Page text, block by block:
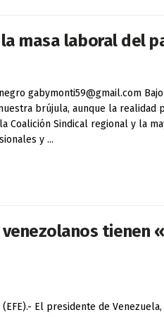
masa laboral del
gabymonti59@gmail.com
brújula, aunque la realidad
Coalición Sindical regional y la
y ...
tienen
(EFE).- El presidente de